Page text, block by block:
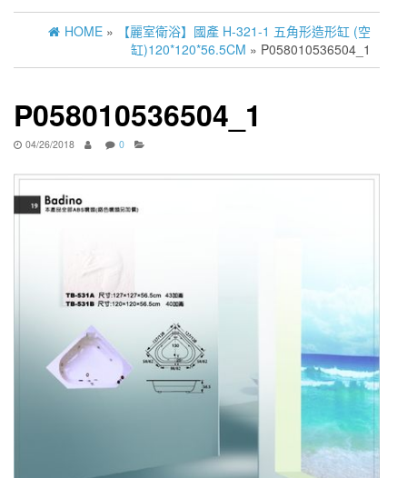
HOME »
【麗室衛浴】國產 H-321-1 五角形造形缸 (空
缸)120*120*56.5CM » P058010536504_1
P058010536504_1
04/26/2018 0